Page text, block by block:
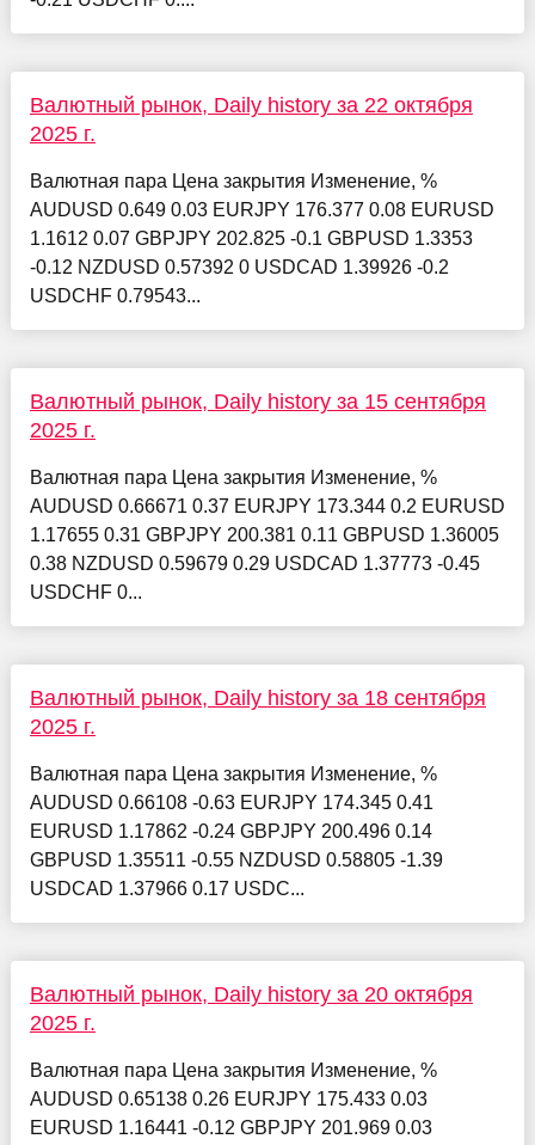
Валютный рынок, Daily history за 22 октября
2025 г.
Валютная пара Цена закрытия Изменение, %
AUDUSD 0.649 0.03 EURJPY 176.377 0.08 EURUSD
1.1612 0.07 GBPJPY 202.825 -0.1 GBPUSD 1.3353
-0.12 NZDUSD 0.57392 0 USDCAD 1.39926 -0.2
USDCHF 0.79543...
Валютный рынок, Daily history за 15 сентября
2025 г.
Валютная пара Цена закрытия Изменение, %
AUDUSD 0.66671 0.37 EURJPY 173.344 0.2 EURUSD
1.17655 0.31 GBPJPY 200.381 0.11 GBPUSD 1.36005
0.38 NZDUSD 0.59679 0.29 USDCAD 1.37773 -0.45
USDCHF 0...
Валютный рынок, Daily history за 18 сентября
2025 г.
Валютная пара Цена закрытия Изменение, %
AUDUSD 0.66108 -0.63 EURJPY 174.345 0.41
EURUSD 1.17862 -0.24 GBPJPY 200.496 0.14
GBPUSD 1.35511 -0.55 NZDUSD 0.58805 -1.39
USDCAD 1.37966 0.17 USDC...
Валютный рынок, Daily history за 20 октября
2025 г.
Валютная пара Цена закрытия Изменение, %
AUDUSD 0.65138 0.26 EURJPY 175.433 0.03
EURUSD 1.16441 -0.12 GBPJPY 201.969 0.03